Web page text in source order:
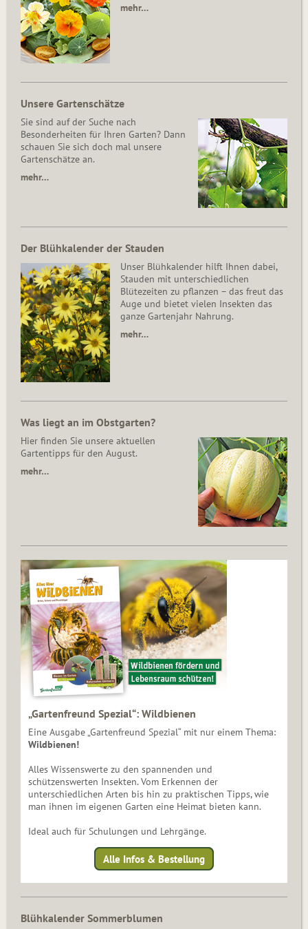
mehr…
Unsere Gartenschätze
Sie sind auf der Suche nach
Besonderheiten für Ihren Garten? Dann
schauen Sie sich doch mal unsere
Gartenschätze an.
mehr…
Der Blühkalender der Stauden
Unser Blühkalender hilft Ihnen dabei,
Stauden mit unterschiedlichen
Blütezeiten zu pflanzen – das freut das
Auge und bietet vielen Insekten das
ganze Gartenjahr Nahrung.
mehr…
Was liegt an im Obstgarten?
Hier finden Sie unsere aktuellen
Gartentipps für den August.
mehr…
„Gartenfreund Spezial“: Wildbienen
Eine Ausgabe „Gartenfreund Spezial“ mit nur einem Thema:
Wildbienen!
Alles Wissenswerte zu den spannenden und
schützenswerten Insekten. Vom Erkennen der
unterschiedlichen Arten bis hin zu praktischen Tipps, wie
man ihnen im eigenen Garten eine Heimat bieten kann.
Ideal auch für Schulungen und Lehrgänge.
Alle Infos & Bestellung
Blühkalender Sommerblumen